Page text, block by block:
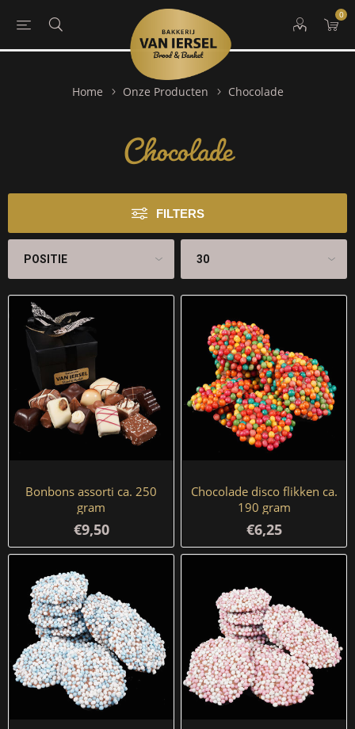
0
Home Onze Producten Chocolade
Chocolade
FILTERS
Bonbons assorti ca. 250
gram
€9,50
Chocolade disco flikken ca.
190 gram
€6,25